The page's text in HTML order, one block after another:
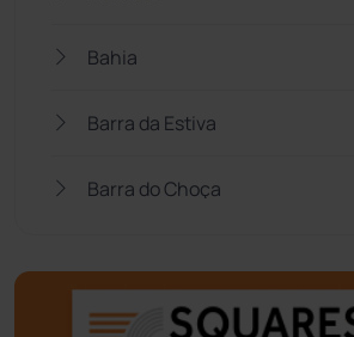
Bahia
Barra da Estiva
Barra do Choça
Bom Jesus da Lapa